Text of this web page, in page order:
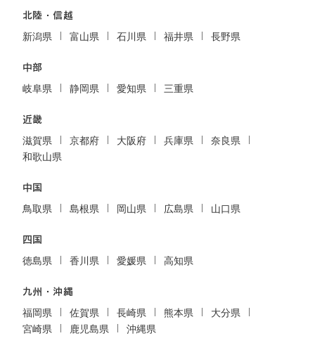
北陸・信越
新潟県 富山県 石川県 福井県 長野県
中部
岐阜県 静岡県 愛知県 三重県
近畿
滋賀県 京都府 大阪府 兵庫県
奈良県
和歌山県
中国
鳥取県 島根県 岡山県 広島県 山口県
四国
徳島県 香川県 愛媛県 高知県
九州・沖縄
福岡県 佐賀県 長崎県 熊本県
大分県
宮崎県
鹿児島県 沖縄県